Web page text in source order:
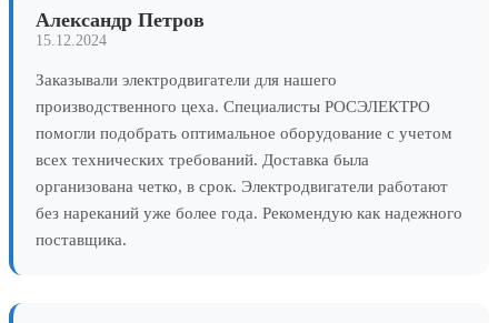
Александр Петров
15.12.2024
Заказывали электродвигатели для нашего
производственного цеха. Специалисты РОСЭЛЕКТРО
помогли подобрать оптимальное оборудование с учетом
всех технических требований. Доставка была
организована четко, в срок. Электродвигатели работают
без нареканий уже более года. Рекомендую как надежного
поставщика.